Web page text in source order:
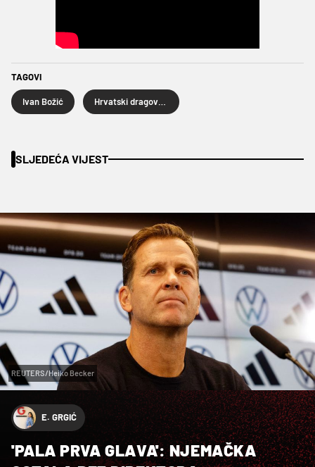
TAGOVI
Ivan Božić
SLJEDEĆA VIJEST
REUTERS/Heiko Becker
E. GRGIĆ
'PALA PRVA GLAVA': NJEMAČKA